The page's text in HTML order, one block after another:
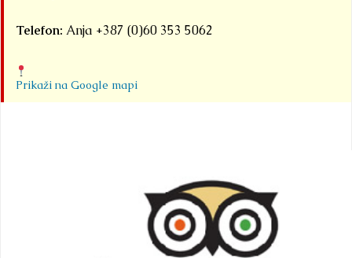
Telefon: Anja +387 (0)60 353 5062
Prikaži na Google mapi